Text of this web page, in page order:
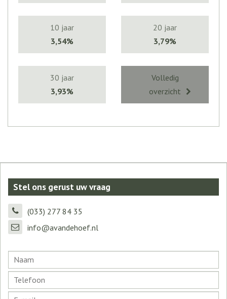
10 jaar
3,54%
20 jaar
3,79%
30 jaar
3,93%
Volledig
overzicht
Stel ons gerust uw vraag
(033) 277 84 35
info@avandehoef.nl